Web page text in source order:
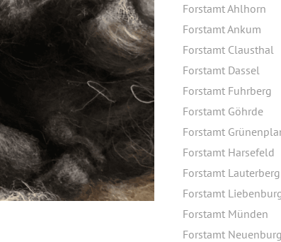
Forstamt Ahlhorn
Forstamt Ankum
Forstamt Clausthal
Forstamt Dassel
Forstamt Fuhrberg
Forstamt Göhrde
Forstamt
Forstamt Harsefeld
Forstamt Lauterberg
Forstamt
Forstamt Münden
Forstamt Neuenburg